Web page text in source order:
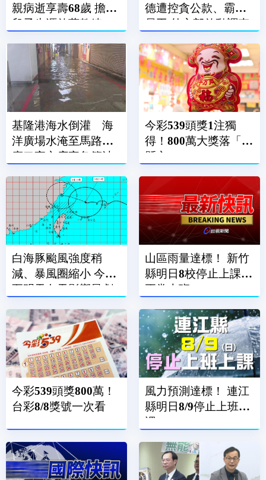
親病逝享壽68歲 擔任
兒子生涯啟蒙教練、
德遭控貪公款、霸凌
員工 外交部啟動調查
基隆港海水倒灌 海
洋廣場水淹至馬路、
廟口夜市店家急築沙
今彩539頭獎1注獨
得！800萬大獎落「這
縣市」
白海豚颱風強度稍
減、暴風圈縮小 今晚
至明天白天影響最劇
山區雨量達標！ 新竹
縣明日8校停止上課、
正常上班
今彩539頭獎800萬！
台彩8/8獎號一次看
風力預測達標！ 連江
縣明日8/9停止上班上
課